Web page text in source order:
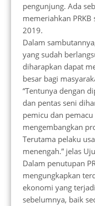
pengunjung. Ada
memeriahkan
2019.
Dalam
yang sudah
diharapkan dapat
besar bagi
“Tentunya dengan
dan pentas seni
pemicu dan
mengembangkan
Terutama pelaku
menengah.” jelas
Dalam penutupan
mengungkapkan
ekonomi yang
sebelumnya, baik